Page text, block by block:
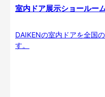
室内ドア展示ショールー
DAIKENの室内ドアを全国
す。